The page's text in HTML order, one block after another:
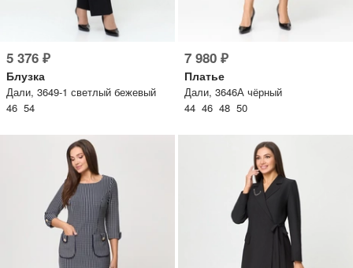
5 376 ₽
Блузка
Дали, 3649-1 светлый бежевый
46 54
7 980 ₽
Платье
Дали, 3646А чёрный
44 46 48 50